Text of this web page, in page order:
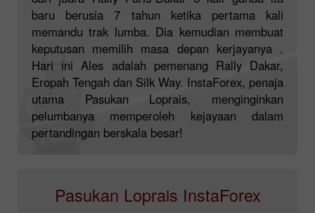
baru berusia 7 tahun ketika pertama kali
memandu trak lumba. Dia kemudian membuat
keputusan memilih masa depan kerjayanya .
Hari ini Ales adalah pemenang Rally Dakar,
Eropah Tengah dan Silk Way. InstaForex, penaja
utama Pasukan Loprais, menginginkan
pelumbanya memperoleh kejayaan dalam
pertandingan berskala besar!
Pasukan Loprais InstaForex